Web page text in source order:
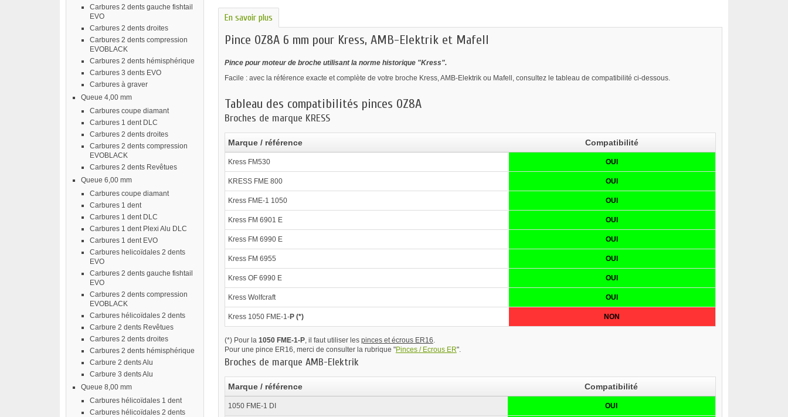
Carbures 2 dents gauche fishtail
EVO
Carbures 2 dents droites
Carbures 2 dents compression
EVOBLACK
Carbures 2 dents hémisphérique
Carbures 3 dents EVO
Carbures à graver
Queue 4,00 mm
Carbures coupe diamant
Carbures 1 dent DLC
Carbures 2 dents droites
Carbures 2 dents compression
EVOBLACK
Carbures 2 dents Revêtues
Queue 6,00 mm
Carbures coupe diamant
Carbures 1 dent
Carbures 1 dent DLC
Carbures 1 dent Plexi Alu DLC
Carbures 1 dent EVO
Carbures helicoïdales 2 dents
EVO
Carbures 2 dents gauche fishtail
EVO
Carbures 2 dents compression
EVOBLACK
Carbures hélicoïdales 2 dents
Carbure 2 dents Revêtues
Carbures 2 dents droites
Carbures 2 dents hémisphérique
Carbure 2 dents Alu
Carbure 3 dents Alu
Queue 8,00 mm
Carbures hélicoïdales 1 dent
Carbures hélicoïdales 2 dents
En savoir plus
Pince OZ8A 6 mm pour Kress, AMB-Elektrik et Mafell
Pince pour moteur de broche utilisant la norme historique "Kress".
Facile : avec la référence exacte et complète de votre broche Kress, AMB-Elektrik ou Mafell, consultez le tableau de compatibilité ci-dessous.
Tableau des compatibilités pinces OZ8A
Broches de marque KRESS
Marque / référence Compatibilité
Kress FM530 OUI
KRESS FME 800 OUI
Kress FME-1 1050 OUI
Kress FM 6901 E OUI
Kress FM 6990 E OUI
Kress FM 6955 OUI
Kress OF 6990 E OUI
Kress Wolfcraft OUI
Kress 1050 FME-1-P (*) NON
(*) Pour la 1050 FME-1-P, il faut utiliser les pinces et écrous ER16.
Pour une pince ER16, merci de consulter la rubrique "Pinces / Ecrous ER".
Broches de marque AMB-Elektrik
Marque / référence Compatibilité
1050 FME-1 DI OUI